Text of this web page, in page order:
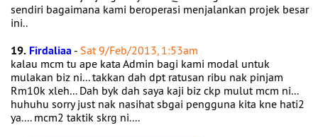
sendiri bagaimana kami beroperasi menjalankan projek besar
ini..
19. Firdaliaa - Sat 9/Feb/2013, 1:53am
kalau mcm tu ape kata Admin bagi kami modal untuk
mulakan biz ni... takkan dah dpt ratusan ribu nak pinjam
Rm10k xleh... Dah byk dah saya kaji biz ckp mulut mcm ni...
huhuhu sorry just nak nasihat sbgai pengguna kita kne hati2
ya.... mcm2 taktik skrg ni....